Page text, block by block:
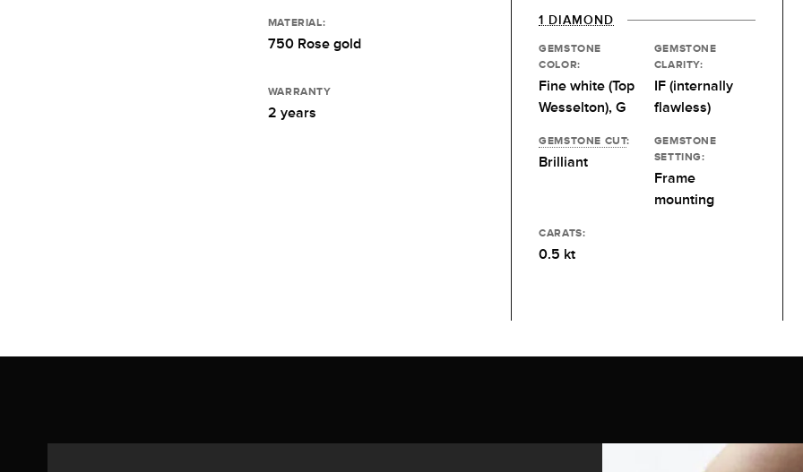
MATERIAL:
750 Rose gold
WARRANTY
2 years
1 DIAMOND
GEMSTONE
COLOR:
Fine white (Top
Wesselton), G
GEMSTONE
CLARITY:
IF (internally
flawless)
GEMSTONE CUT:
Brilliant
GEMSTONE
SETTING:
Frame
mounting
CARATS:
0.5 kt